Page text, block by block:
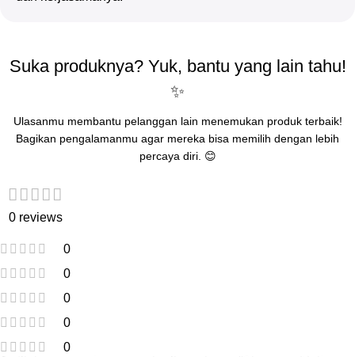
Suka produknya? Yuk, bantu yang lain tahu!
✨
Ulasanmu membantu pelanggan lain menemukan produk terbaik!
Bagikan pengalamanmu agar mereka bisa memilih dengan lebih
percaya diri. 😊
0 reviews
0
0
0
0
0